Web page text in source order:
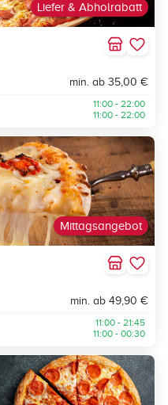
Liefer & Abholrabatt
min. ab 35,00 €
11:00 - 22:00
11:00 - 22:00
Mittagsangebot
min. ab 49,90 €
11:00 - 21:45
11:00 - 00:30